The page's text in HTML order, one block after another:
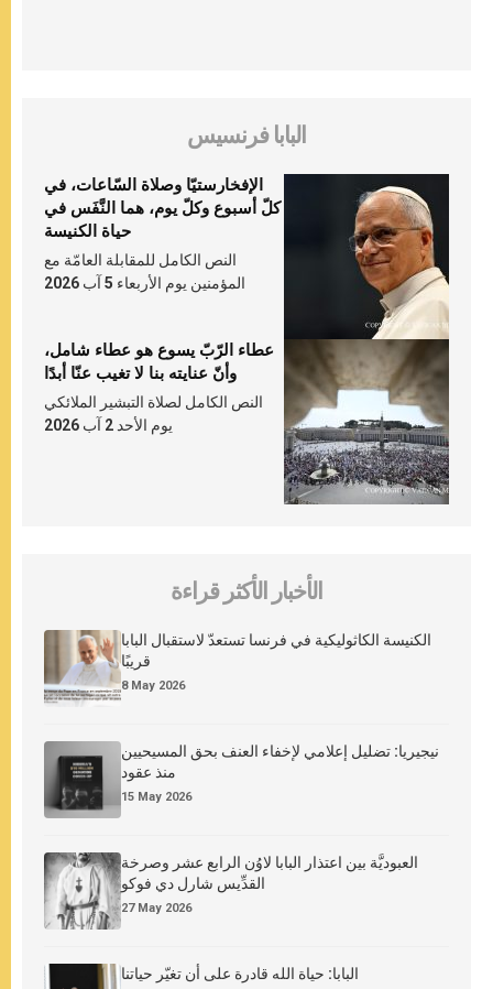
البابا فرنسيس
الإفخارستيّا وصلاة السّاعات، في
كلّ أسبوع وكلّ يوم، هما النَّفَس في
حياة الكنيسة
النص الكامل للمقابلة العامّة مع
المؤمنين يوم الأربعاء 5 آب 2026
عطاء الرّبّ يسوع هو عطاء شامل،
وأنّ عنايته بنا لا تغيب عنّا أبدًا
النص الكامل لصلاة التبشير الملائكي
يوم الأحد 2 آب 2026
الأخبار الأكثر قراءة
الكنيسة الكاثوليكية في فرنسا تستعدّ لاستقبال البابا
قريبًا
8 May 2026
نيجيريا: تضليل إعلامي لإخفاء العنف بحق المسيحيين
منذ عقود
15 May 2026
العبوديَّة بين اعتذار البابا لاوُن الرابع عشر وصرخة
القدِّيس شارل دي فوكو
27 May 2026
البابا: حياة الله قادرة على أن تغيّر حياتنا